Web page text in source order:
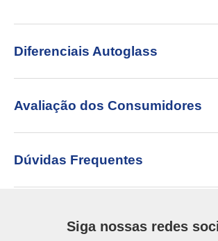
Diferenciais Autoglass
Avaliação dos Consumidores
Dúvidas Frequentes
Siga nossas redes